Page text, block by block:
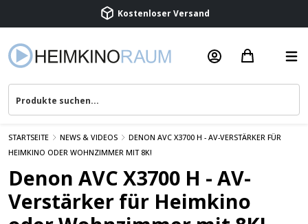
Kostenloser Versand
Beratung & Service
STARTSEITE NEWS & VIDEOS
DENON AVC X3700 H - AV-VERSTÄRKER FÜR
HEIMKINO ODER WOHNZIMMER MIT 8K!
Denon AVC X3700 H - AV-
Verstärker für Heimkino